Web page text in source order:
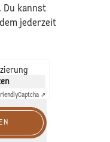
Du kannst
jederzeit
Captcha ⇗